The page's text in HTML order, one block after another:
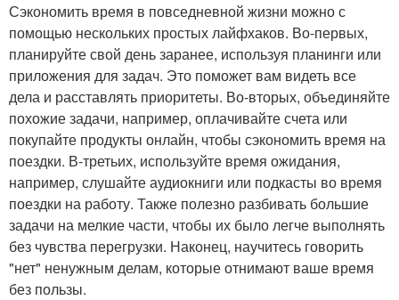
Сэкономить время в повседневной жизни можно с
помощью нескольких простых лайфхаков. Во-первых,
планируйте свой день заранее, используя планинги или
приложения для задач. Это поможет вам видеть все
дела и расставлять приоритеты. Во-вторых, объединяйте
похожие задачи, например, оплачивайте счета или
покупайте продукты онлайн, чтобы сэкономить время на
поездки. В-третьих, используйте время ожидания,
например, слушайте аудиокниги или подкасты во время
поездки на работу. Также полезно разбивать большие
задачи на мелкие части, чтобы их было легче выполнять
без чувства перегрузки. Наконец, научитесь говорить
"нет" ненужным делам, которые отнимают ваше время
без пользы.